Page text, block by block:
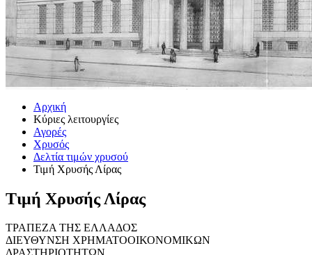
Αρχική
Κύριες λειτουργίες
Αγορές
Χρυσός
Δελτία τιμών χρυσού
Τιμή Χρυσής Λίρας
Τιμή Χρυσής Λίρας
ΤΡΑΠΕΖΑ ΤΗΣ ΕΛΛΑΔΟΣ
ΔΙΕΥΘΥΝΣΗ ΧΡΗΜΑΤΟΟΙΚΟΝΟΜΙΚΩΝ